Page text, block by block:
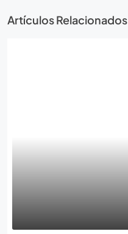
Artículos Relacionados